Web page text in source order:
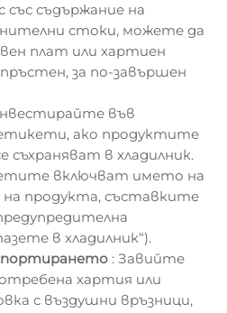
със съдържание на
стоки, можете да
плат или хартиен
за по-завършен
във
ако продуктите
съхраняват в хладилник.
включват името на
продукта, съставките
в хладилник“).
: Завийте
хартия или
с въздушни връзници,